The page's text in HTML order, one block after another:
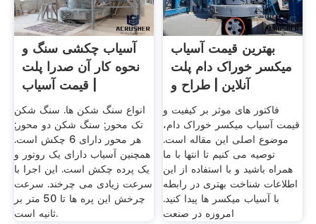
آسیاب چکشی سنگ و
نحوه کار آن صدرا پلت
| قیمت آسیاب
انواع سنگ شکن ها. سنگ شکن
تک محور; سنگ شکن دو محور;
هر محور دارای 6 چکش است.
همچنین آسیاب دارای یک روتور و
یک پرده چکش است. این اجرا با
سرعت زیادی می چرخند. سرعت
چرخش این پره ها تا 50 متر بر
ثانیه است.
بهترین قیمت آسیاب
میکسر خوراک دام پلت
آنلاین | طراح و
فاکتور های موثر بر کیفیت و
قیمت آسیاب میکسر خوراک دام،
موضوع اصلی این مقاله است.
توصیه می کنیم تا انتها با ما
همراه باشید و با استفاده از این
اطلاعات شناخت بهتری در رابطه
با آسیاب میکسر ها پیدا کنید.
امروزه در صنعت